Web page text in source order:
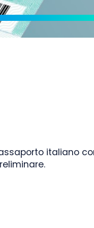
italiano